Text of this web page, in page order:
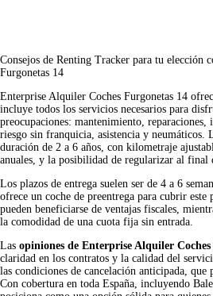
Consejos de Renting Tracker para tu elección
Furgonetas 14
Enterprise Alquiler Coches Furgonetas 14
incluye todos los servicios necesarios para
preocupaciones: mantenimiento,
riesgo sin franquicia, asistencia y neumáticos.
duración de 2 a 6 años, con kilometraje
anuales, y la posibilidad de regularizar al final
Los plazos de entrega suelen ser de 4 a 6
ofrece un coche de preentrega para cubrir este
pueden beneficiarse de ventajas fiscales,
la comodidad de una cuota fija sin entrada.
Las opiniones de Enterprise Alquiler
claridad en los contratos y la calidad del
las condiciones de cancelación anticipada, que
Con cobertura en toda España, incluyendo